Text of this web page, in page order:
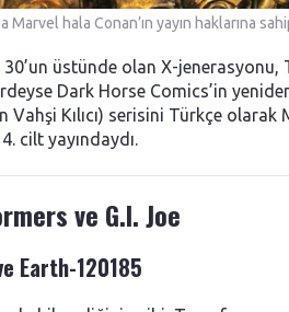
Marvel hala Conan’ın yayın haklarına
30’un üstünde olan X-jenerasyonu,
Dark Horse Comics’in
Vahşi Kılıcı) serisini Türkçe
cilt yayındaydı.
ve G.I. Joe
Earth-120185